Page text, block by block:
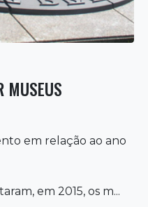
MUSEUS
em relação ao ano
em 2015, os m...